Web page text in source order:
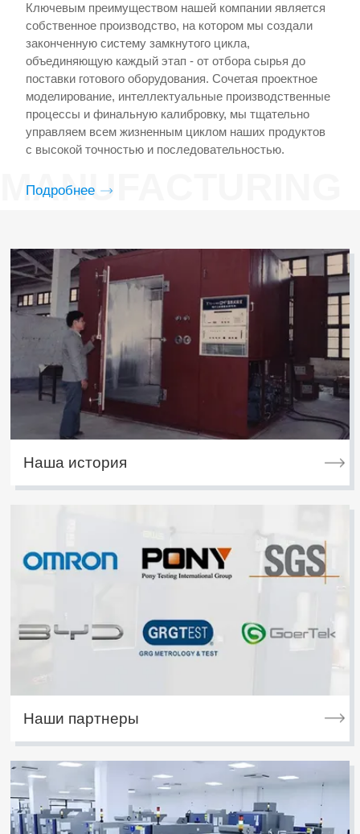
MANUFACTURING
Ключевым преимуществом нашей компании является
собственное производство, на котором мы создали
законченную систему замкнутого цикла,
объединяющую каждый этап - от отбора сырья до
поставки готового оборудования. Сочетая проектное
моделирование, интеллектуальные производственные
процессы и финальную калибровку, мы тщательно
управляем всем жизненным циклом наших продуктов
с высокой точностью и последовательностью.
Подробнее
Наша история
Наши партнеры